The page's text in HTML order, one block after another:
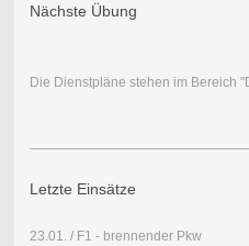
Nächste Übung
Die Dienstpläne stehen im Bereich
Letzte Einsätze
23.01. / F1 - brennender Pkw